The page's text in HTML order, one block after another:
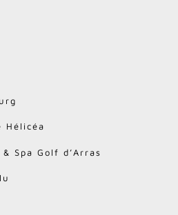
Hélicéa
Spa Golf d’Arras